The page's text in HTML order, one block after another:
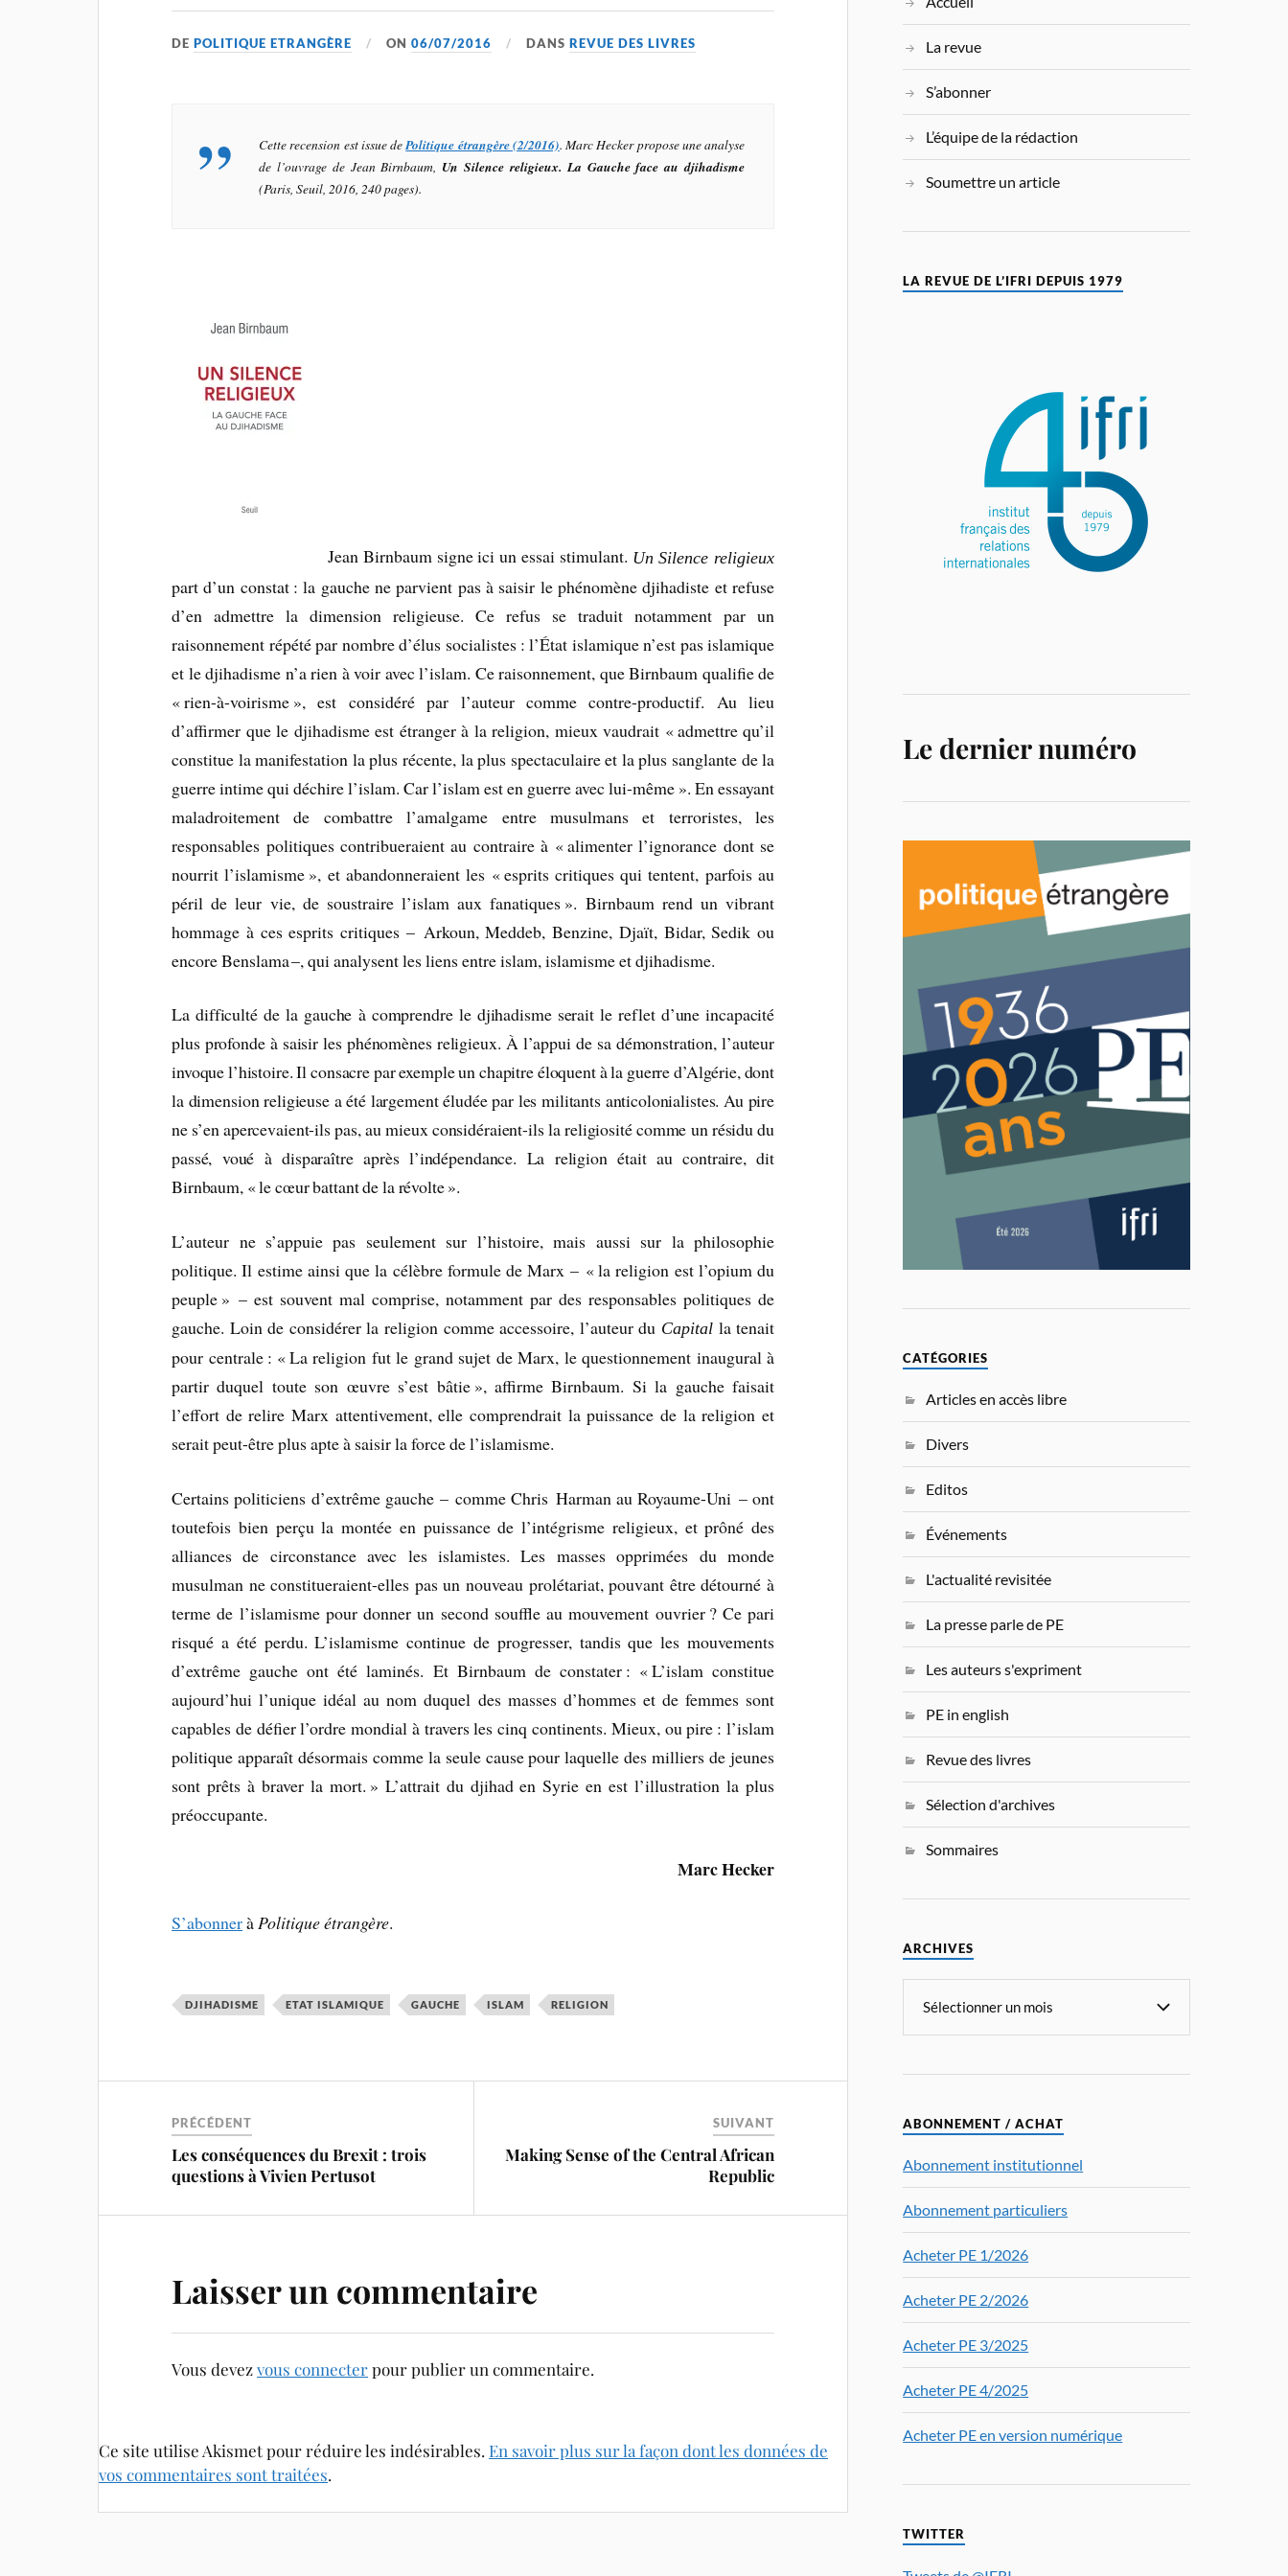
DEPOLITIQUE ETRANGÈRE ON06/07/2016 DANSREVUE DES LIVRES
Cette recension est issue dePolitique étrangère (2/2016). Marc Hecker propose une analyse
de l’ouvrage de Jean Birnbaum, Un Silence religieux. La Gauche face au djihadisme
(Paris, Seuil, 2016, 240 pages).
Jean Birnbaum signe ici un essai stimulant. Un Silence religieux
part d’un constat : la gauche ne parvient pas à saisir le phénomène djihadiste et refuse
d’en admettre la dimension religieuse. Ce refus se traduit notamment par un
raisonnement répété par nombre d’élus socialistes : l’État islamique n’est pas islamique
et le djihadisme n’a rien à voir avec l’islam. Ce raisonnement, que Birnbaum qualifie de
« rien-à-voirisme », est considéré par l’auteur comme contre-productif. Au lieu
d’affirmer que le djihadisme est étranger à la religion, mieux vaudrait « admettre qu’il
constitue la manifestation la plus récente, la plus spectaculaire et la plus sanglante de la
guerre intime qui déchire l’islam. Car l’islam est en guerre avec lui-même ». En essayant
maladroitement de combattre l’amalgame entre musulmans et terroristes, les
responsables politiques contribueraient au contraire à « alimenter l’ignorance dont se
nourrit l’islamisme », et abandonneraient les « esprits critiques qui tentent, parfois au
péril de leur vie, de soustraire l’islam aux fanatiques ». Birnbaum rend un vibrant
hommage à ces esprits critiques – Arkoun, Meddeb, Benzine, Djaït, Bidar, Sedik ou
encore Benslama –, qui analysent les liens entre islam, islamisme et djihadisme.
La difficulté de la gauche à comprendre le djihadisme serait le reflet d’une incapacité
plus profonde à saisir les phénomènes religieux. À l’appui de sa démonstration, l’auteur
invoque l’histoire. Il consacre par exemple un chapitre éloquent à la guerre d’Algérie, dont
la dimension religieuse a été largement éludée par les militants anticolonialistes. Au pire
ne s’en apercevaient-ils pas, au mieux considéraient-ils la religiosité comme un résidu du
passé, voué à disparaître après l’indépendance. La religion était au contraire, dit
Birnbaum, « le cœur battant de la révolte ».
L’auteur ne s’appuie pas seulement sur l’histoire, mais aussi sur la philosophie
politique. Il estime ainsi que la célèbre formule de Marx – « la religion est l’opium du
peuple » – est souvent mal comprise, notamment par des responsables politiques de
gauche. Loin de considérer la religion comme accessoire, l’auteur du Capitalla tenait
pour centrale : « La religion fut le grand sujet de Marx, le questionnement inaugural à
partir duquel toute son œuvre s’est bâtie », affirme Birnbaum. Si la gauche faisait
l’effort de relire Marx attentivement, elle comprendrait la puissance de la religion et
serait peut-être plus apte à saisir la force de l’islamisme.
Certains politiciens d’extrême gauche – comme Chris Harman au Royaume-Uni – ont
toutefois bien perçu la montée en puissance de l’intégrisme religieux, et prôné des
alliances de circonstance avec les islamistes. Les masses opprimées du monde
musulman ne constitueraient-elles pas un nouveau prolétariat, pouvant être détourné à
terme de l’islamisme pour donner un second souffle au mouvement ouvrier ? Ce pari
risqué a été perdu. L’islamisme continue de progresser, tandis que les mouvements
d’extrême gauche ont été laminés. Et Birnbaum de constater : « L’islam constitue
aujourd’hui l’unique idéal au nom duquel des masses d’hommes et de femmes sont
capables de défier l’ordre mondial à travers les cinq continents. Mieux, ou pire : l’islam
politique apparaît désormais comme la seule cause pour laquelle des milliers de jeunes
sont prêts à braver la mort. » L’attrait du djihad en Syrie en est l’illustration la plus
préoccupante.
Marc Hecker
S’abonneràPolitique étrangère.
DJIHADISME ETAT ISLAMIQUE GAUCHE ISLAM RELIGION
PRÉCÉDENT
Les conséquences du Brexit : trois
questions à Vivien Pertusot
SUIVANT
Making Sense of the Central African
Republic
Laisser un commentaire
Vous devezvous connecterpour publier un commentaire.
Ce site utilise Akismet pour réduire les indésirables. En savoir plus sur la façon dont les données de
vos commentaires sont traitées.
La revue
S’abonner
L’équipe de la rédaction
Soumettre un article
LA REVUE DE L’IFRI DEPUIS 1979
Le dernier numéro
CATÉGORIES
Articles en accès libre
Divers
Editos
Événements
L'actualité revisitée
La presse parle de PE
Les auteurs s'expriment
PE in english
Revue des livres
Sélection d'archives
Sommaires
ARCHIVES
ABONNEMENT / ACHAT
Abonnement institutionnel
Abonnement particuliers
Acheter PE 1/2026
Acheter PE 2/2026
Acheter PE 3/2025
Acheter PE 4/2025
Acheter PE en version numérique
TWITTER